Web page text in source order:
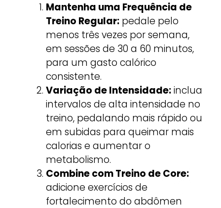
Mantenha uma Frequência de
Treino Regular:pedale pelo
menos três vezes por semana,
em sessões de 30 a 60 minutos,
para um gasto calórico
consistente.
Variação de Intensidade:inclua
intervalos de alta intensidade no
treino, pedalando mais rápido ou
em subidas para queimar mais
calorias e aumentar o
metabolismo.
Combine com Treino de Core:
adicione exercícios de
fortalecimento do abdômen